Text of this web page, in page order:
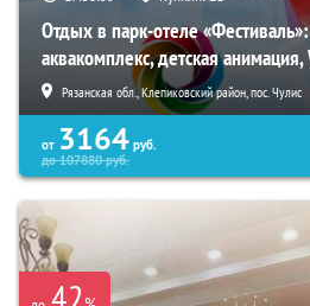
Отдых в парк-отеле
аквакомплекс, детская
Рязанская обл., Клепиковский район, пос. Чулис
от 3164 руб.
до107880руб.